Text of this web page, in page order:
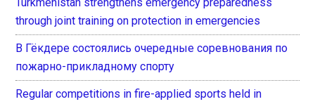
through joint training on protection in emergencies
В Гёкдере состоялись очередные соревнования по
пожарно-прикладному спорту
Regular competitions in fire-applied sports held in